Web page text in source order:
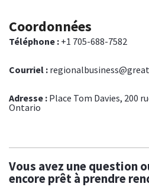
Coordonnées
Téléphone : +1 705-688-7582
Courriel :
Adresse : Place Tom Davies, 200
Ontario
Vous avez une question
encore prêt à prendre